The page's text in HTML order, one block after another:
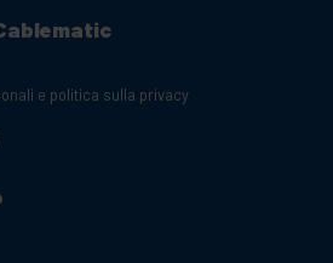
e politica sulla privacy